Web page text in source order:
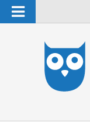
Navigation